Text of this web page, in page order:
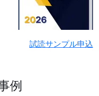
試読サンプル申込
例